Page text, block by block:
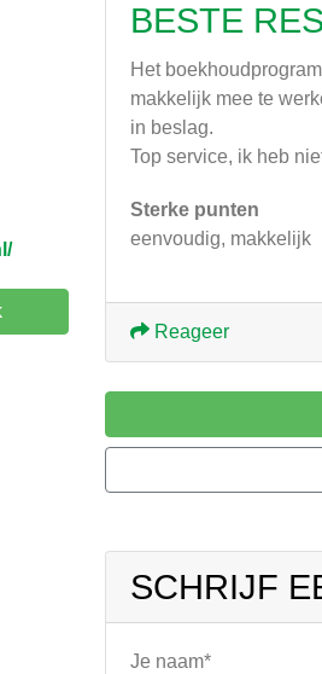
BESTE
Het
makkelijk mee te
in beslag.
Top service, ik heb
Sterke punten
eenvoudig, makkelijk
Reageer
SCHRIJF
Je naam*